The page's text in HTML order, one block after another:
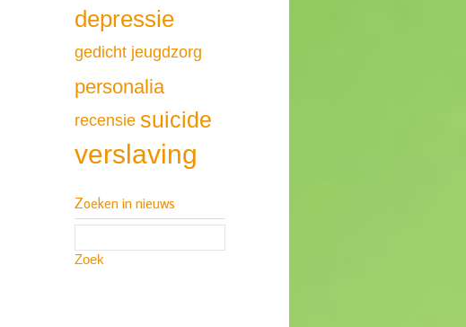
depressie
gedicht jeugdzorg
personalia
recensie suicide
verslaving
Zoeken in nieuws
Zoek